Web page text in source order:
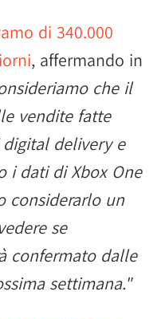
di 340.000
, affermando in
che il
vendite fatte
delivery e
i dati di Xbox One
considerarlo un
se
confermato dalle
settimana."